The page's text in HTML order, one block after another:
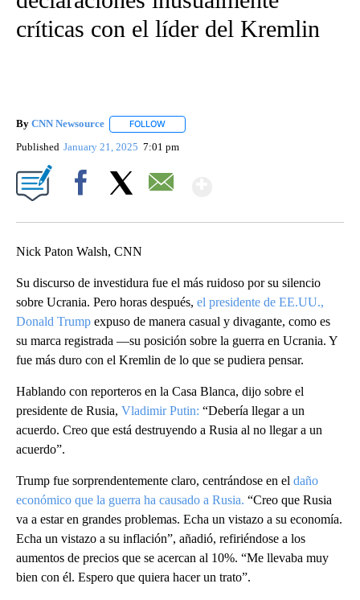
críticas con el líder del Kremlin
By CNN Newsource FOLLOW
Published January 21, 2025 7:01 pm
Nick Paton Walsh, CNN
Su discurso de investidura fue el más ruidoso por su silencio
sobre Ucrania. Pero horas después, el presidente de EE.UU.,
Donald Trump expuso de manera casual y divagante, como es
su marca registrada —su posición sobre la guerra en Ucrania. Y
fue más duro con el Kremlin de lo que se pudiera pensar.
Hablando con reporteros en la Casa Blanca, dijo sobre el
presidente de Rusia, Vladimir Putin: “Debería llegar a un
acuerdo. Creo que está destruyendo a Rusia al no llegar a un
acuerdo”.
Trump fue sorprendentemente claro, centrándose en el daño
económico que la guerra ha causado a Rusia. “Creo que Rusia
va a estar en grandes problemas. Echa un vistazo a su economía.
Echa un vistazo a su inflación”, añadió, refiriéndose a los
aumentos de precios que se acercan al 10%. “Me llevaba muy
bien con él. Espero que quiera hacer un trato”.